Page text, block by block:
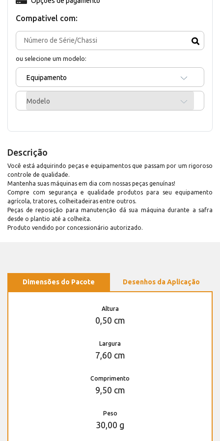
Compativel com:
ou selecione um modelo:
Equipamento
Modelo
Descrição
Você está adquirindo peças e equipamentos que passam por um rigoroso
controle de qualidade.
Mantenha suas máquinas em dia com nossas peças genuínas!
Compre com segurança e qualidade produtos para seu equipamento
agrícola, tratores, colheitadeiras entre outros.
Peças de reposição para manutenção dá sua máquina durante a safra
desde o plantio até a colheita.
Produto vendido por concessionário autorizado.
Dimensões do Pacote Desenhos da Aplicação
Altura
0,50 cm
Largura
7,60 cm
Comprimento
9,50 cm
Peso
30,00 g